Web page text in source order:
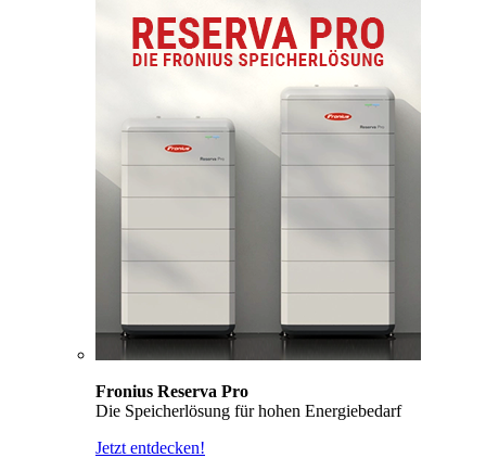
Fronius Reserva Pro
Die Speicherlösung für hohen Energiebedarf
Jetzt entdecken!